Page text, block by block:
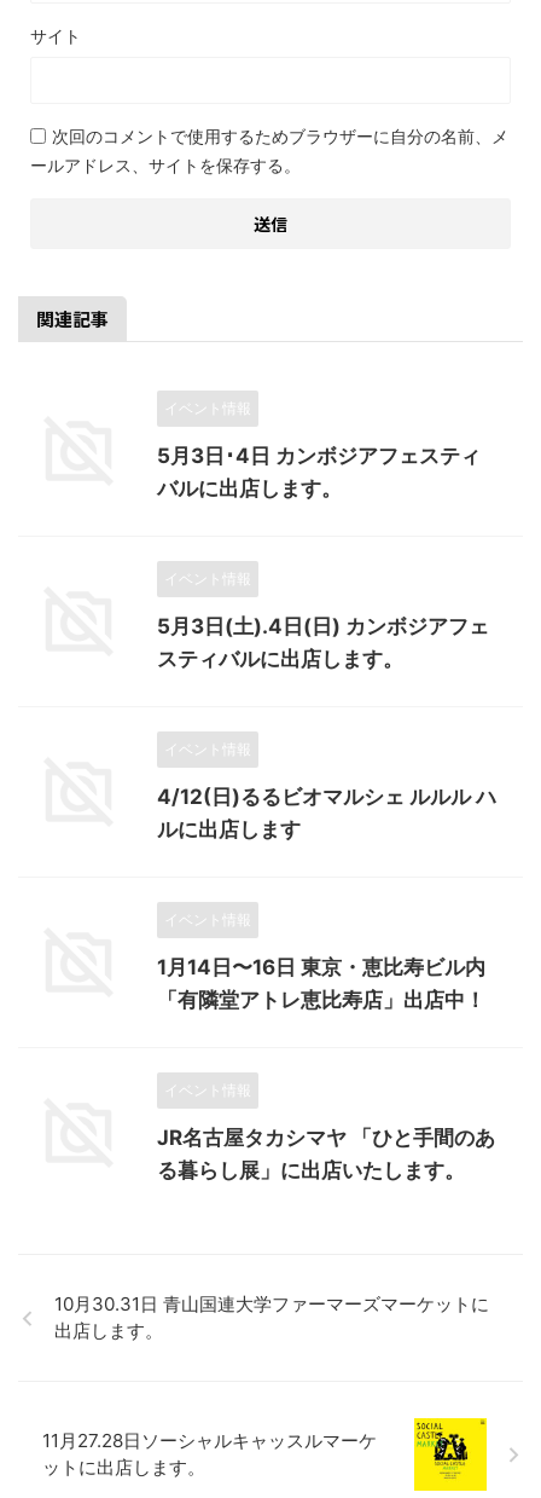
サイト
次回のコメントで使用するためブラウザーに自分の名前、メ
ールアドレス、サイトを保存する。
関連記事
イベント情報
5月3日･4日 カンボジアフェスティ
バルに出店します。
イベント情報
5月3日(土).4日(日) カンボジアフェ
スティバルに出店します。
イベント情報
4/12(日)るるビオマルシェ ルルル ハ
ルに出店します
イベント情報
1月14日〜16日 東京・恵比寿ビル内
「有隣堂アトレ恵比寿店」出店中！
イベント情報
JR名古屋タカシマヤ 「ひと手間のあ
る暮らし展」に出店いたします。
10月30.31日 青山国連大学ファーマーズマーケットに
出店します。
11月27.28日ソーシャルキャッスルマーケ
ットに出店します。